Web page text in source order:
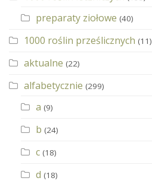
preparaty ziołowe (40)
1000 roślin prześlicznych (11)
aktualne (22)
alfabetycznie (299)
a (9)
b (24)
c (18)
d (18)